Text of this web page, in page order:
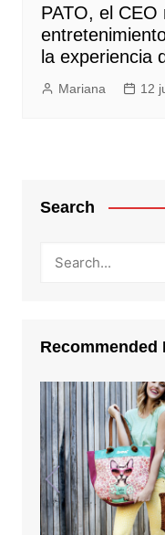
PATO, el CEO
la experiencia
Mariana 12
Search
Recommended